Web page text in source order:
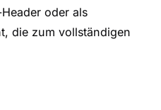
oder als
die zum vollständigen